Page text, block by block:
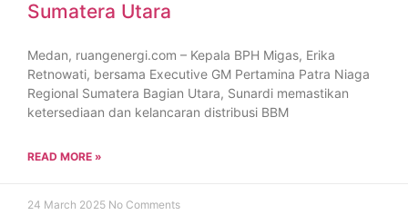
Sumatera Utara
Medan, ruangenergi.com – Kepala BPH Migas, Erika
Retnowati, bersama Executive GM Pertamina Patra Niaga
Regional Sumatera Bagian Utara, Sunardi memastikan
ketersediaan dan kelancaran distribusi BBM
READ MORE »
24 March 2025 No Comments